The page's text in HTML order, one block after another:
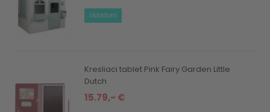
skladom
Kresliaci tablet Pink Fairy Garden Little
Dutch
15.79,- €